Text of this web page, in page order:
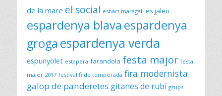
de la mare el social esbart maragall es jaleo
espardenya blava espardenya
groga espardenya verda
espunyolet estapera farandola festa major festa
major 2017 festival fi de temporada fira modernista
galop de panderetes gitanes de rubí grups